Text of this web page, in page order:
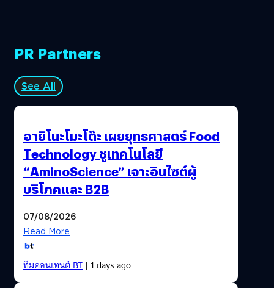
PR Partners
See All
อายิโนะโมะโต๊ะ เผยยุทธศาสตร์ Food
Technology ชูเทคโนโลยี
“AminoScience” เจาะอินไซต์ผู้
บริโภคและ B2B
07/08/2026
Read More
ทีมคอนเทนต์ BT| 1 days ago